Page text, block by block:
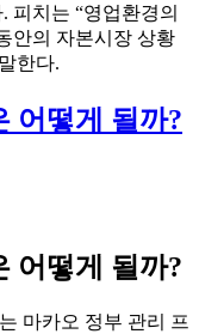
피치는 “영업환경의
안의 자본시장 상황
한다.
어떻게 될까?
어떻게 될까?
마카오 정부 관리 프